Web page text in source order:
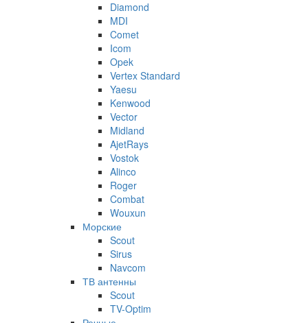
Diamond
MDI
Comet
Icom
Opek
Vertex Standard
Yaesu
Kenwood
Vector
Midland
AjetRays
Vostok
Alinco
Roger
Combat
Wouxun
Морские
Scout
Sirus
Navcom
ТВ антенны
Scout
TV-Optim